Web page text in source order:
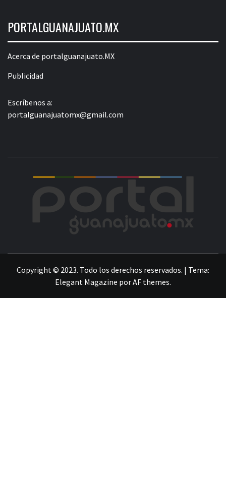
PORTALGUANAJUATO.MX
Acerca de portalguanajuato.MX
Publicidad
Escríbenos a:
portalguanajuatomx@gmail.com
Copyright © 2023. Todo los derechos reservados. | Tema:
Elegant Magazine porAF themes.